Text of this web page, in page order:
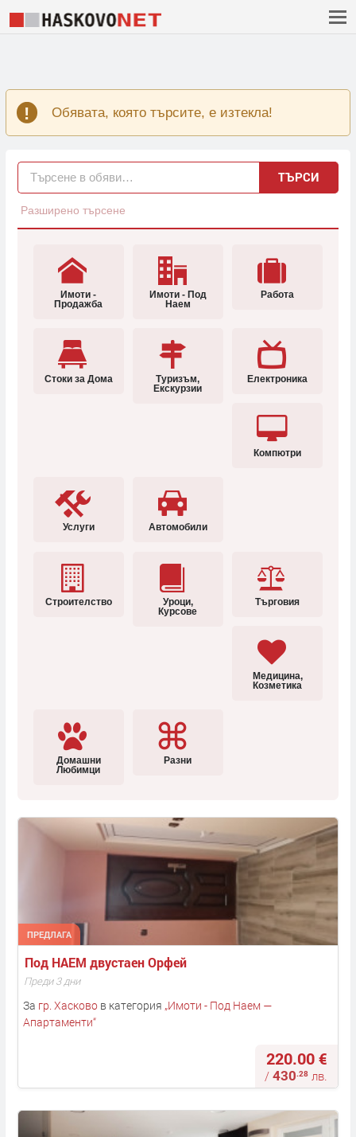
Обявата, която търсите, е изтекла!
ТЪРСИ
Разширено търсене
Имоти -
Продажба
Имоти - Под
Наем
Работа
Стоки за Дома
Туризъм,
Екскурзии
Електроника
Компютри
Услуги Автомобили
Строителство
Уроци,
Курсове
Търговия
Медицина,
Козметика
Домашни
Любимци
Разни
ПРЕДЛАГА
Под НАЕМ двустаен Орфей
Преди 3 дни
За гр. Хасковов категория „Имоти - Под Наем —
Апартаменти“
220.00 €
/430.28 лв.